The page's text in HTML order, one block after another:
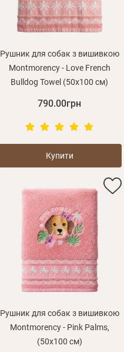
Рушник для собак з вишивкою
Montmorency - Love French
Bulldog Towel (50x100 см)
790.00грн
Купити
Рушник для собак з вишивкою
Montmorency - Pink Palms,
(50x100 см)